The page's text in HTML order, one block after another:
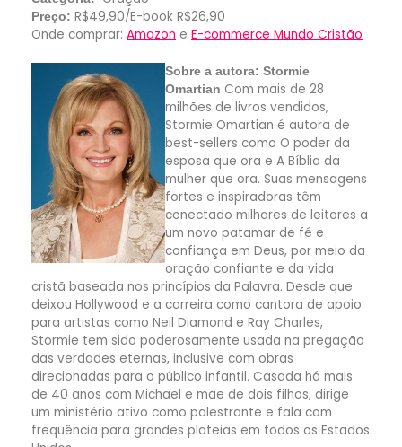
Preço: R$49,90/E-book R$26,90
Onde comprar: Amazon e E-commerce Mundo Cristão
Sobre a autora: Stormie
Omartian Com mais de 28
milhões de livros vendidos,
Stormie Omartian é autora de
best-sellers como O poder da
esposa que ora e A Bíblia da
mulher que ora. Suas mensagens
fortes e inspiradoras têm
conectado milhares de leitores a
um novo patamar de fé e
confiança em Deus, por meio da
oração confiante e da vida
cristã baseada nos princípios da Palavra. Desde que
deixou Hollywood e a carreira como cantora de apoio
para artistas como Neil Diamond e Ray Charles,
Stormie tem sido poderosamente usada na pregação
das verdades eternas, inclusive com obras
direcionadas para o público infantil. Casada há mais
de 40 anos com Michael e mãe de dois filhos, dirige
um ministério ativo como palestrante e fala com
frequência para grandes plateias em todos os Estados